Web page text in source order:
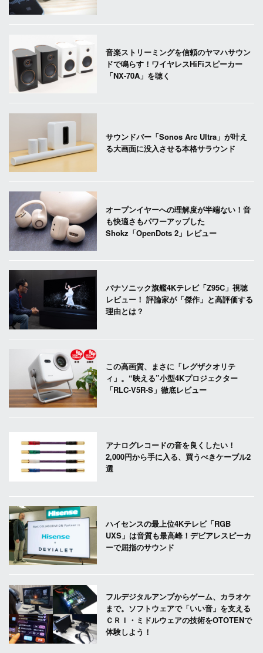
音楽ストリーミングを信頼のヤマハサウン
ドで鳴らす！ワイヤレスHiFiスピーカー
「NX-70A」を聴く
サウンドバー「Sonos Arc Ultra」が叶え
る大画面に没入させる本格サラウンド
オープンイヤーへの理解度が半端ない！音
も快適さもパワーアップした
Shokz「OpenDots 2」レビュー
パナソニック旗艦4Kテレビ「Z95C」視聴
レビュー！ 評論家が「傑作」と高評価する
理由とは？
この高画質、まさに「レグザクオリテ
ィ」。“映える”小型4Kプロジェクター
「RLC-V5R-S」徹底レビュー
アナログレコードの音を良くしたい！
2,000円から手に入る、買うべきケーブル2
選
ハイセンスの最上位4Kテレビ「RGB
UXS」は音質も最高峰！デビアレスピーカ
ーで屈指のサウンド
フルデジタルアンプからゲーム、カラオケ
まで。ソフトウェアで「いい音」を支える
ＣＲＩ・ミドルウェアの技術をOTOTENで
体験しよう！